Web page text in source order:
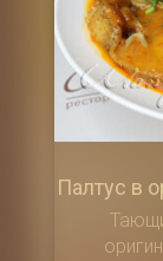
Палтус в